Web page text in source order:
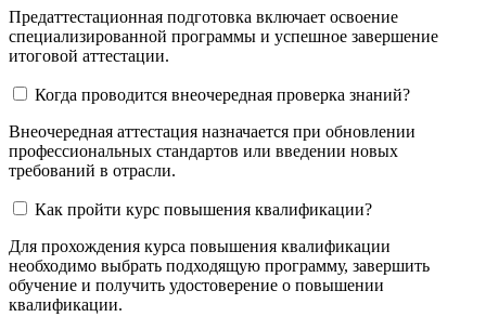
Предаттестационная подготовка включает освоение
специализированной программы и успешное завершение
итоговой аттестации.
Когда проводится внеочередная проверка знаний?
Внеочередная аттестация назначается при обновлении
профессиональных стандартов или введении новых
требований в отрасли.
Как пройти курс повышения квалификации?
Для прохождения курса повышения квалификации
необходимо выбрать подходящую программу, завершить
обучение и получить удостоверение о повышении
квалификации.